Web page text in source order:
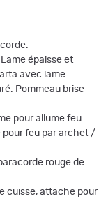
épaisse et
avec lame
Pommeau brise
pour allume feu
pour feu par archet /
rouge de
cuisse, attache pour